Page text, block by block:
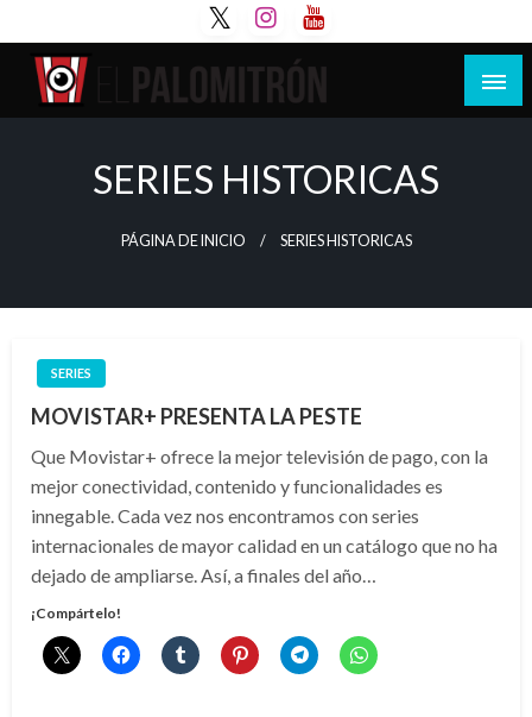
al
contenido
Tu espacio de la industria de cine española y
SERIES HISTORICAS
PÁGINA DE INICIO SERIES HISTORICAS
SERIES
MOVISTAR+ PRESENTA LA PESTE
Que Movistar+ ofrece la mejor televisión de pago, con la
mejor conectividad, contenido y funcionalidades es
innegable. Cada vez nos encontramos con series
internacionales de mayor calidad en un catálogo que no ha
dejado de ampliarse. Así, a finales del año…
¡Compártelo!